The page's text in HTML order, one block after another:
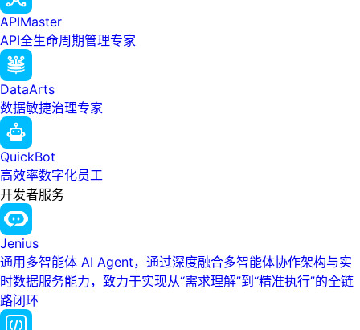
APIMaster
API全生命周期管理专家
DataArts
数据敏捷治理专家
QuickBot
高效率数字化员工
开发者服务
Jenius
通用多智能体 AI Agent，通过深度融合多智能体协作架构与实
时数据服务能力，致力于实现从“需求理解”到“精准执行”的全链
路闭环